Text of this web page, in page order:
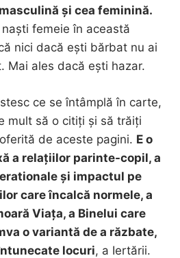
și cea feminină.
femeie în această
nici dacă ești bărbat nu ai
Mai ales dacă ești hazar.
ce se întâmplă în carte,
mult să o citiți și să trăiți
de aceste pagini. E o
a relațiilor parinte-copil, a
și impactul pe
care încalcă normele, a
Viața, a Binelui care
o variantă de a răzbate,
locuri, a Iertării.